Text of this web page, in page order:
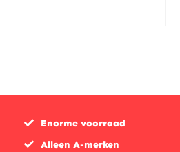
Enorme voorraad
Alleen A-merken